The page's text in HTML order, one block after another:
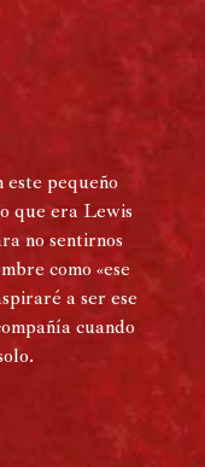
este pequeño
que era Lewis
no sentirnos
como «ese
a ser ese
cuando